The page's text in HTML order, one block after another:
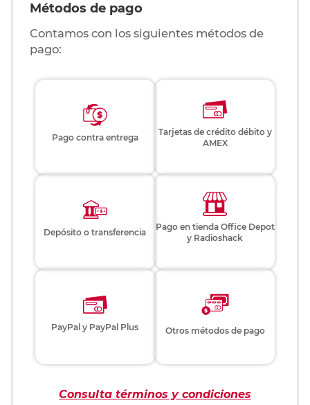
Métodos de pago
Contamos con los siguientes métodos de
pago:
Pago contra entrega
Tarjetas de crédito débito y
AMEX
Depósito o transferencia
Pago en tienda Office Depot
y Radioshack
PayPal y PayPal Plus Otros métodos de pago
Consulta términos y condiciones